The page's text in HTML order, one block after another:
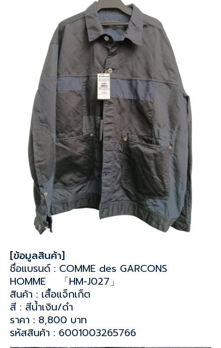
[ข้อมูลสินค้า]
ชื่อแบรนด์ : COMME des GARCONS
HOMME 「HM-J027」
สินค้า : เสื้อแจ็กเก็ต
สี : สีน้ำเงิน/ดำ
ราคา : 8,800 บาท
รหัสสินค้า : 6001003265766